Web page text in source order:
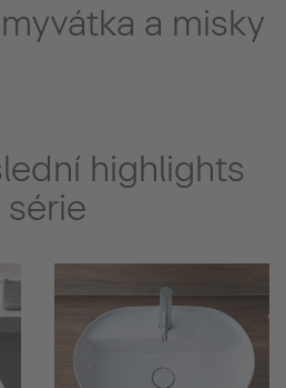
a misky
highlights